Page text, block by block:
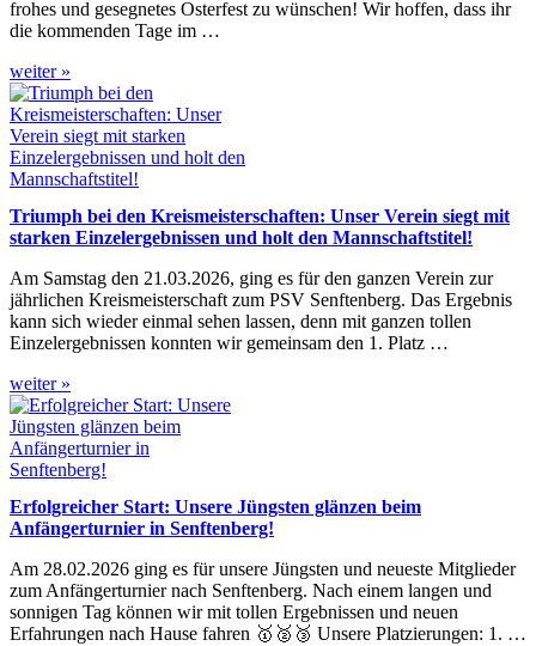
frohes und gesegnetes Osterfest zu wünschen! Wir hoffen, dass ihr
die kommenden Tage im …
weiter »
Triumph bei den Kreismeisterschaften: Unser Verein siegt mit
starken Einzelergebnissen und holt den Mannschaftstitel!
Am Samstag den 21.03.2026, ging es für den ganzen Verein zur
jährlichen Kreismeisterschaft zum PSV Senftenberg. Das Ergebnis
kann sich wieder einmal sehen lassen, denn mit ganzen tollen
Einzelergebnissen konnten wir gemeinsam den 1. Platz …
weiter »
Erfolgreicher Start: Unsere Jüngsten glänzen beim
Anfängerturnier in Senftenberg!
Am 28.02.2026 ging es für unsere Jüngsten und neueste Mitglieder
zum Anfängerturnier nach Senftenberg. Nach einem langen und
sonnigen Tag können wir mit tollen Ergebnissen und neuen
Erfahrungen nach Hause fahren 🥇🥈🥉 Unsere Platzierungen: 1. …